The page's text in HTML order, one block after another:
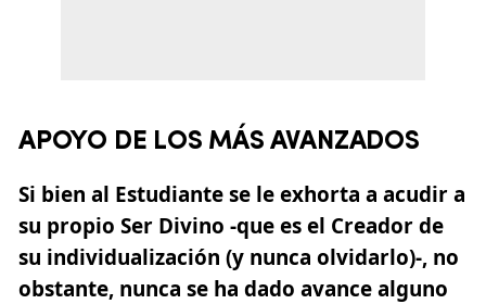
APOYO DE LOS MÁS AVANZADOS
Si bien al Estudiante se le exhorta a acudir a
su propio Ser Divino -que es el Creador de
su individualización (y nunca olvidarlo)-, no
obstante, nunca se ha dado avance alguno